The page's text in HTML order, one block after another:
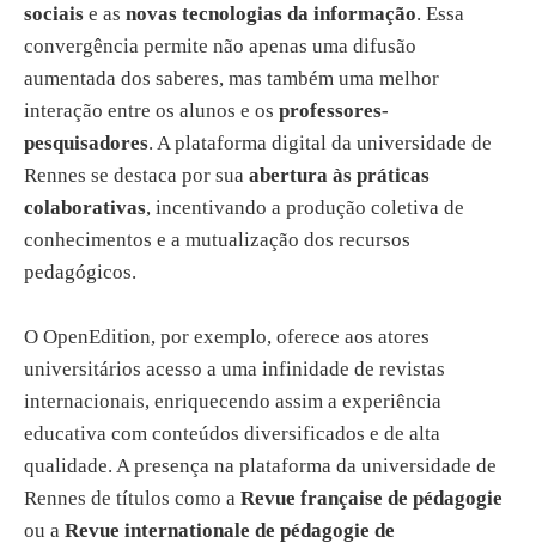
sociais e as novas tecnologias da informação. Essa
convergência permite não apenas uma difusão
aumentada dos saberes, mas também uma melhor
interação entre os alunos e os professores-
pesquisadores. A plataforma digital da universidade de
Rennes se destaca por sua abertura às práticas
colaborativas, incentivando a produção coletiva de
conhecimentos e a mutualização dos recursos
pedagógicos.
O OpenEdition, por exemplo, oferece aos atores
universitários acesso a uma infinidade de revistas
internacionais, enriquecendo assim a experiência
educativa com conteúdos diversificados e de alta
qualidade. A presença na plataforma da universidade de
Rennes de títulos como a Revue française de pédagogie
ou a Revue internationale de pédagogie de